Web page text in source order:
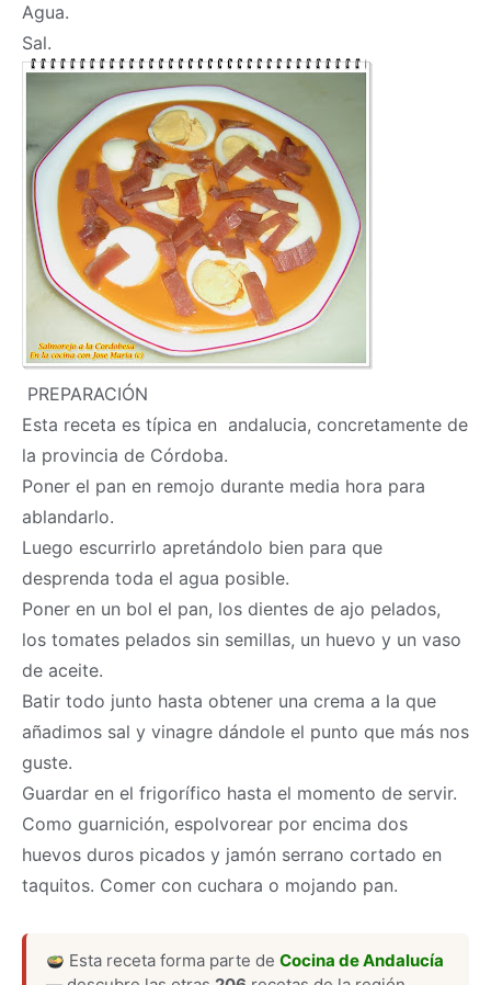
Agua.
Sal.
PREPARACIÓN
Esta receta es típica en andalucia, concretamente de
la provincia de Córdoba.
Poner el pan en remojo durante media hora para
ablandarlo.
Luego escurrirlo apretándolo bien para que
desprenda toda el agua posible.
Poner en un bol el pan, los dientes de ajo pelados,
los tomates pelados sin semillas, un huevo y un vaso
de aceite.
Batir todo junto hasta obtener una crema a la que
añadimos sal y vinagre dándole el punto que más nos
guste.
Guardar en el frigorífico hasta el momento de servir.
Como guarnición, espolvorear por encima dos
huevos duros picados y jamón serrano cortado en
taquitos. Comer con cuchara o mojando pan.
Esta receta forma parte deCocina de Andalucía